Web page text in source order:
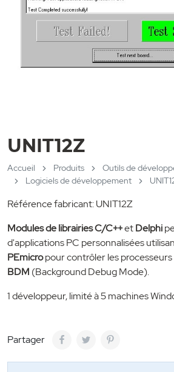
UNIT12Z
Accueil Produits
Outils de
Logiciels de développement
Référence fabricant: UNIT12Z
Modules de librairies C/C++etDelphi
d'applications PC personnalisées
PEmicropour contrôler les processeurs
BDM (Background Debug Mode).
1 développeur, limité à 5 machines
Partager